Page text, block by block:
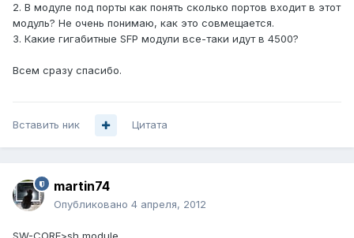
2. В модуле под порты как понять сколько портов входит в этот
модуль? Не очень понимаю, как это совмещается.
3. Какие гигабитные SFP модули все-таки идут в 4500?
Всем сразу спасибо.
Вставить ник Цитата
martin74
Опубликовано 4 апреля, 2012